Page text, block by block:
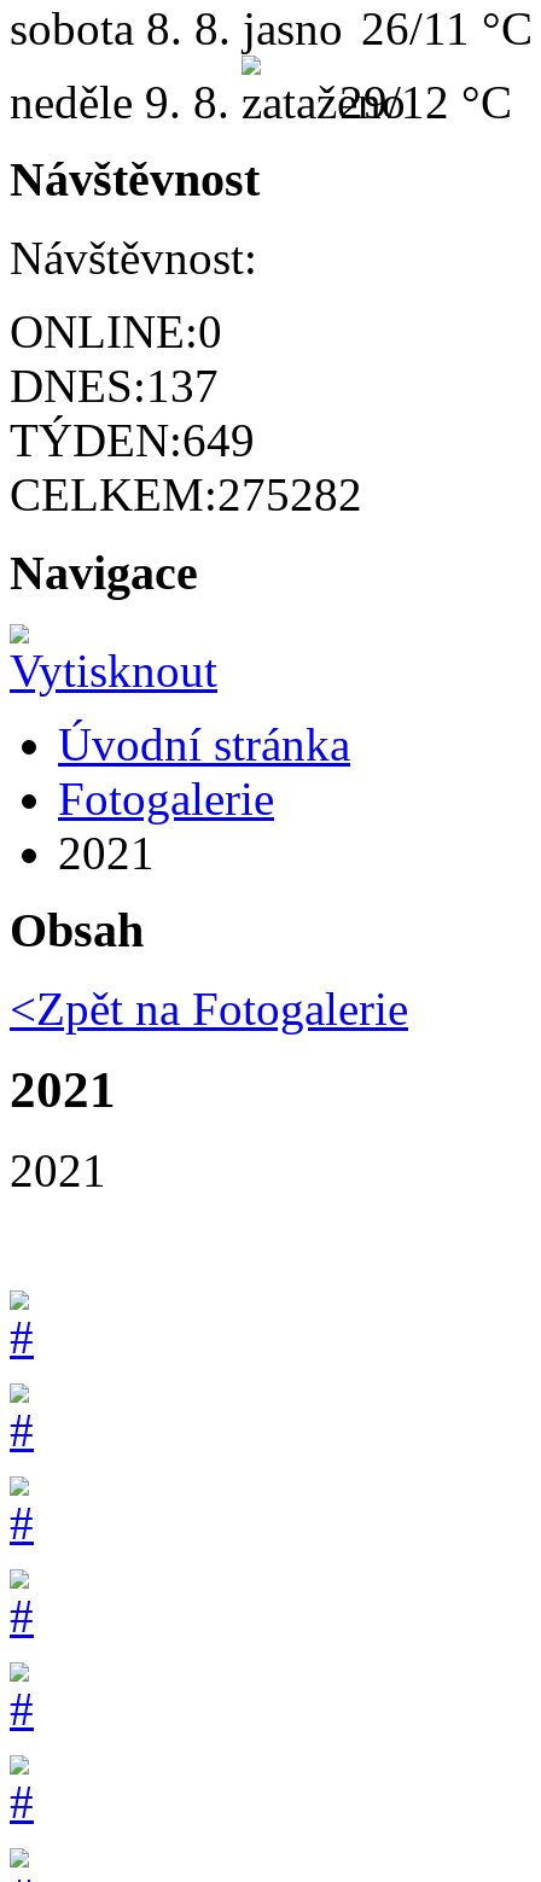
sobota 8. 8.
26/11 °C
neděle 9. 8. 29/12 °C
Návštěvnost
Návštěvnost:
ONLINE:0
DNES:137
TÝDEN:649
CELKEM:275282
Navigace
Úvodní stránka
Fotogalerie
2021
Obsah
<Zpět na Fotogalerie
2021
2021